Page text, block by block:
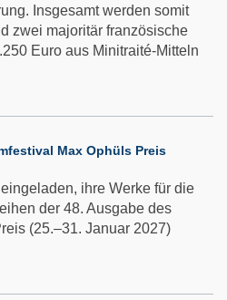
Insgesamt werden somit
zwei majoritär französische
Euro aus Minitraité-Mitteln
Max Ophüls Preis
ihre Werke für die
der 48. Ausgabe des
(25.–31. Januar 2027)